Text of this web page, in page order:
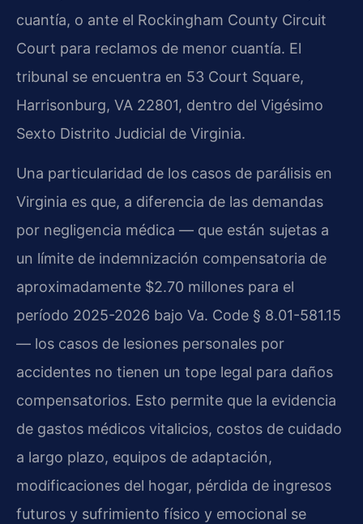
cuantía, o ante el Rockingham County Circuit
Court para reclamos de menor cuantía. El
tribunal se encuentra en 53 Court Square,
Harrisonburg, VA 22801, dentro del Vigésimo
Sexto Distrito Judicial de Virginia.
Una particularidad de los casos de parálisis en
Virginia es que, a diferencia de las demandas
por negligencia médica — que están sujetas a
un límite de indemnización compensatoria de
aproximadamente $2.70 millones para el
período 2025-2026 bajo Va. Code § 8.01-581.15
— los casos de lesiones personales por
accidentes no tienen un tope legal para daños
compensatorios. Esto permite que la evidencia
de gastos médicos vitalicios, costos de cuidado
a largo plazo, equipos de adaptación,
modificaciones del hogar, pérdida de ingresos
futuros y sufrimiento físico y emocional se